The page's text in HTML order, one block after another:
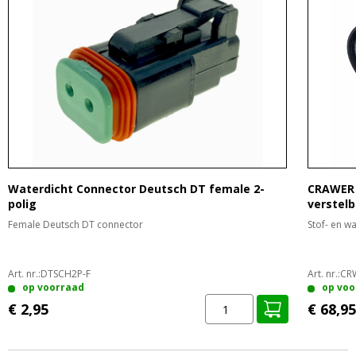
Waterdicht Connector Deutsch DT female 2-
polig
Female Deutsch DT connector
Art. nr.:DTSCH2P-F
op voorraad
€ 2,95
Stof- en
Art. nr.:
op
€ 68,95